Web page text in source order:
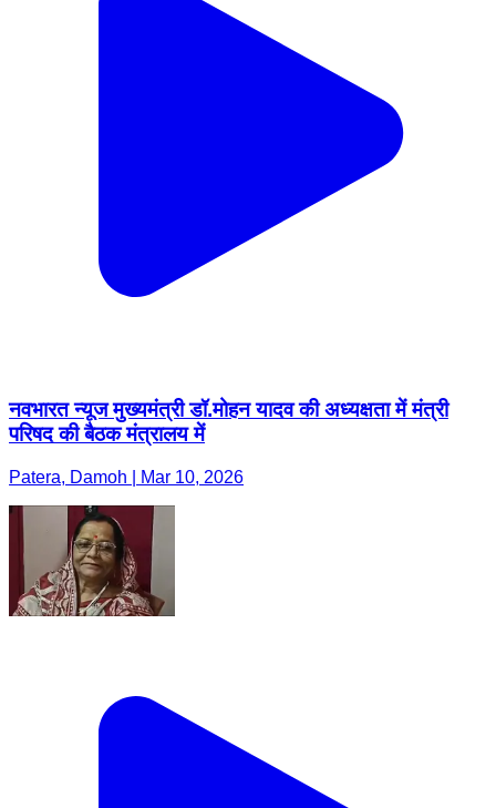
नवभारत न्यूज मुख्यमंत्री डॉ.मोहन यादव की अध्यक्षता में मंत्री
परिषद की बैठक मंत्रालय में
Patera, Damoh | Mar 10, 2026